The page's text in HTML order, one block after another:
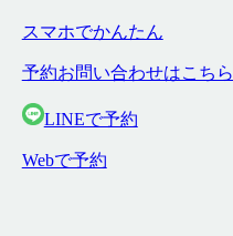
スマホでかんたん
予約お問い合わせはこちら
LINEで予約
Webで予約